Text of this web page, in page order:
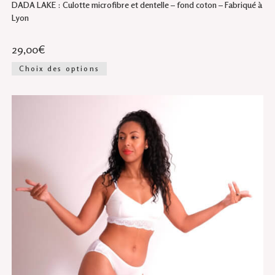
DADA LAKE : Culotte microfibre et dentelle – fond coton – Fabriqué à
Lyon
29,00€
Choix des options
options
peuvent
être
choisies
sur
la
page
du
produit